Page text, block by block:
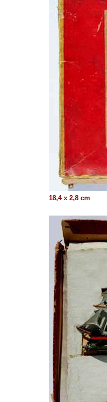
18,4 x 2,8 cm